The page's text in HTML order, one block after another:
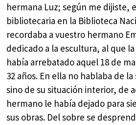
hermana Luz; según me dijiste,
bibliotecaria en la Biblioteca
recordaba a vuestro hermano
dedicado a la escultura, al que
había arrebatado aquel 18 de
32 años. En ella no hablaba de
sino de su situación interior, de
hermano le había dejado para
sus obras. Del sobre se